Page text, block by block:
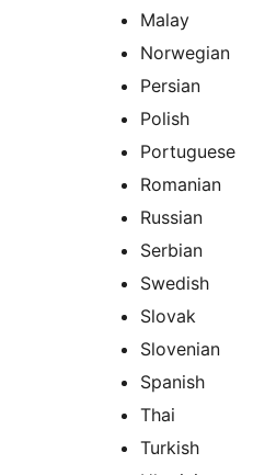
Malay
Norwegian
Persian
Polish
Portuguese
Romanian
Russian
Serbian
Swedish
Slovak
Slovenian
Spanish
Thai
Turkish